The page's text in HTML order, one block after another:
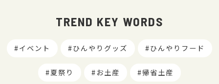
TREND KEY WORDS
イベント ひんやりグッズ ひんやりフード
夏祭り お土産 帰省土産